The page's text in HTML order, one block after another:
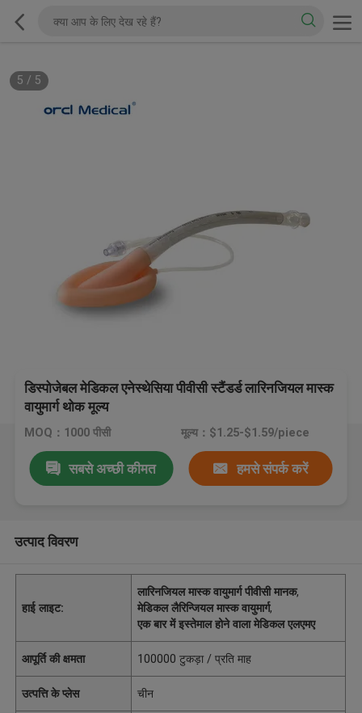
5 / 5
डिस्पोजेबल मेडिकल एनेस्थेसिया पीवीसी स्टैंडर्ड लारिनजियल मास्क
वायुमार्ग थोक मूल्य
MOQ：1000 पीसी मूल्य：$1.25-$1.59/piece
सबसे अच्छी कीमत हमसे संपर्क करें
उत्पाद विवरण
हाई लाइट:
लारिनजियल मास्क वायुमार्ग पीवीसी मानक,
मेडिकल लैरिन्जियल मास्क वायुमार्ग,
एक बार में इस्तेमाल होने वाला मेडिकल एलएमए
आपूर्ति की क्षमता 100000 टुकड़ा / प्रति माह
उत्पत्ति के प्लेस चीन